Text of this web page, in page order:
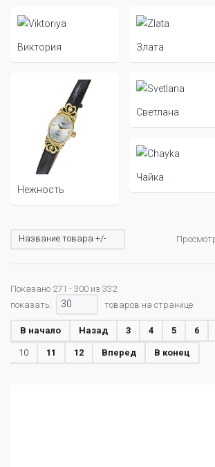
Виктория Злата
Нежность
Светлана
Чайка
Название товара +/-
Показано 271 - 300 из 332
показать:
30 товаров на странице
В начало Назад 3 4 5 6
10 11 12 Вперед В конец